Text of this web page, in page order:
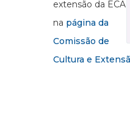
extensão da ECA
na página da
Comissão de
Cultura e